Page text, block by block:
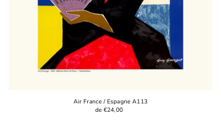
Air France / Espagne A113
de €24,00